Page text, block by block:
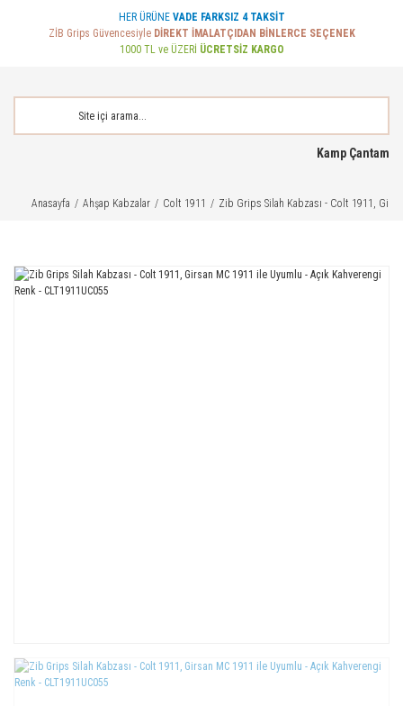
HER ÜRÜNE VADE FARKSIZ 4 TAKSİT
ZİB Grips Güvencesiyle DİREKT İMALATÇIDAN BİNLERCE SEÇENEK
1000 TL ve ÜZERİ ÜCRETSİZ KARGO
Kamp Çantam
Anasayfa Ahşap Kabzalar Colt 1911 Zib Grips Silah Kabzası - Colt 1911,